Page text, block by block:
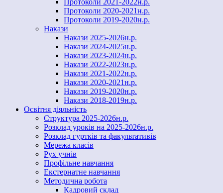
Протоколи 2021-2022н.р.
Протоколи 2020-2021н.р.
Протоколи 2019-2020н.р.
Накази
Накази 2025-2026н.р.
Накази 2024-2025н.р.
Накази 2023-2024н.р.
Накази 2022-2023н.р.
Накази 2021-2022н.р.
Накази 2020-2021н.р.
Накази 2019-2020н.р.
Накази 2018-2019н.р.
Освітня діяльність
Структура 2025-2026н.р.
Розклад уроків на 2025-2026н.р.
Розклад гуртків та факультативів
Мережа класів
Рух учнів
Профільне навчання
Екстернатне навчання
Методична робота
Кадровий склад